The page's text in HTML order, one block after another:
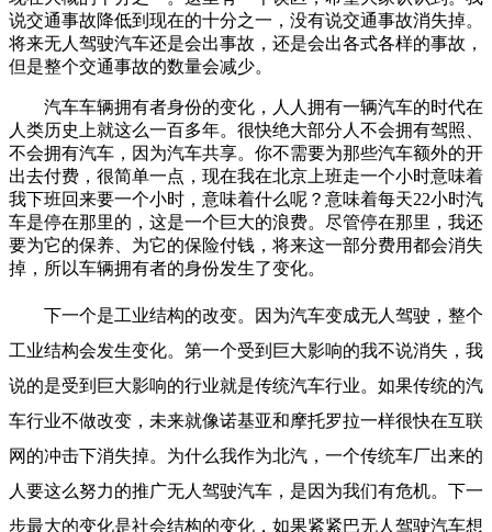
说交通事故降低到现在的十分之一，没有说交通事故消失掉。
将来无人驾驶汽车还是会出事故，还是会出各式各样的事故，
但是整个交通事故的数量会减少。
汽车车辆拥有者身份的变化，人人拥有一辆汽车的时代在
人类历史上就这么一百多年。很快绝大部分人不会拥有驾照、
不会拥有汽车，因为汽车共享。你不需要为那些汽车额外的开
出去付费，很简单一点，现在我在北京上班走一个小时意味着
我下班回来要一个小时，意味着什么呢？意味着每天22小时汽
车是停在那里的，这是一个巨大的浪费。尽管停在那里，我还
要为它的保养、为它的保险付钱，将来这一部分费用都会消失
掉，所以车辆拥有者的身份发生了变化。
下一个是工业结构的改变。因为汽车变成无人驾驶，整个
工业结构会发生变化。第一个受到巨大影响的我不说消失，我
说的是受到巨大影响的行业就是传统汽车行业。如果传统的汽
车行业不做改变，未来就像诺基亚和摩托罗拉一样很快在互联
网的冲击下消失掉。为什么我作为北汽，一个传统车厂出来的
人要这么努力的推广无人驾驶汽车，是因为我们有危机。下一
步最大的变化是社会结构的变化，如果紧紧巴无人驾驶汽车想